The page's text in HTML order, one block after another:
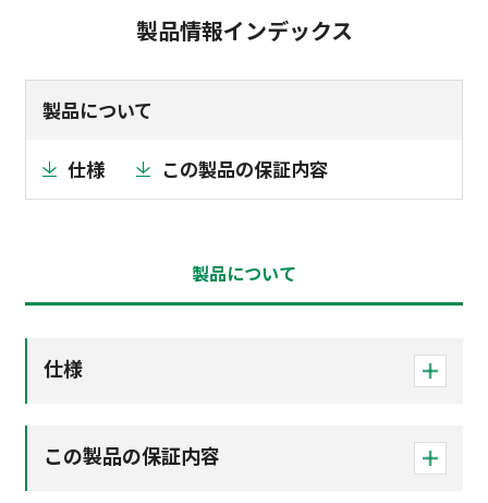
製品情報インデックス
製品について
仕様 この製品の保証内容
製品について
仕様
この製品の保証内容